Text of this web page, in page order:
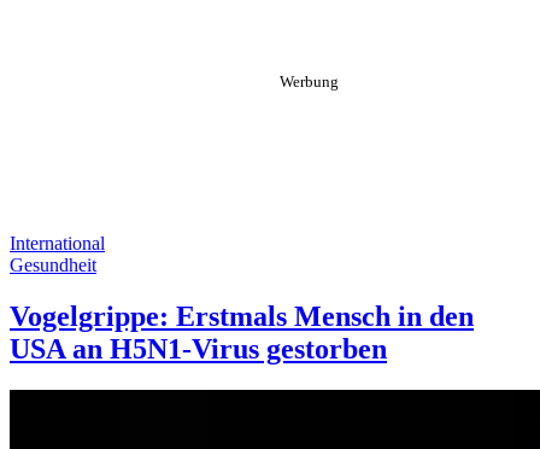
International
Gesundheit
Vogelgrippe: Erstmals Mensch in den
USA an H5N1-Virus gestorben